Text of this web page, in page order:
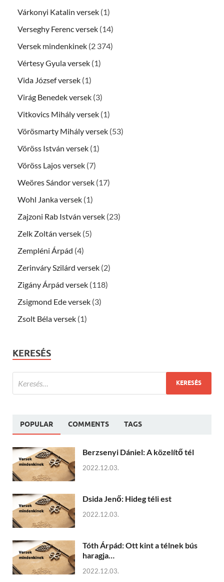
Várkonyi Katalin versek (1)
Verseghy Ferenc versek (14)
Versek mindenkinek (2 374)
Vértesy Gyula versek (1)
Vida József versek (1)
Virág Benedek versek (3)
Vitkovics Mihály versek (1)
Vörösmarty Mihály versek (53)
Vöröss István versek (1)
Vöröss Lajos versek (7)
Weöres Sándor versek (17)
Wohl Janka versek (1)
Zajzoni Rab István versek (23)
Zelk Zoltán versek (5)
Zempléni Árpád (4)
Zerinváry Szilárd versek (2)
Zigány Árpád versek (118)
Zsigmond Ede versek (3)
Zsolt Béla versek (1)
KERESÉS
POPULAR COMMENTS TAGS
Berzsenyi Dániel: A közelítő tél
2022.12.03.
Dsida Jenő: Hideg téli est
2022.12.03.
Tóth Árpád: Ott kint a télnek bús
haragja…
2022.12.03.